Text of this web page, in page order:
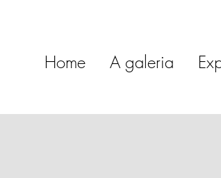
Home A galeria